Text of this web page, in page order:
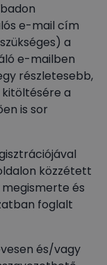
e-mail cím
a
e-mailben
részletesebb,
a
is sor
közzétett
és
foglalt
és/vagy